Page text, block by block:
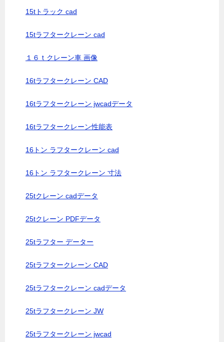
15tトラック cad
15tラフタークレーン cad
１６ｔクレーン車 画像
16tラフタークレーン CAD
16tラフタークレーン jwcadデータ
16tラフタークレーン性能表
16トン ラフタークレーン cad
16トン ラフタークレーン 寸法
25tクレーン cadデータ
25tクレーン PDFデータ
25tラフター データー
25tラフタークレーン CAD
25tラフタークレーン cadデータ
25tラフタークレーン JW
25tラフタークレーン jwcad